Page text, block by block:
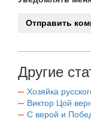
Другие
Хозяйка
Виктор Цой
С верой и